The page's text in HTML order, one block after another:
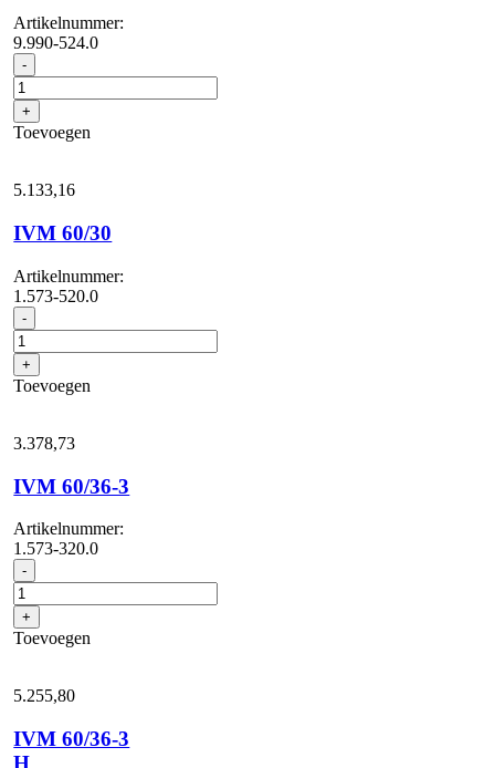
Artikelnummer:
9.990-524.0
- IVM
60/24-
2
H
ACD
+
Toevoegen
5.133,16
IVM 60/30
Artikelnummer:
1.573-520.0
- IVM
60/30
aantal
+
Toevoegen
3.378,73
IVM 60/36-3
Artikelnummer:
1.573-320.0
- IVM
60/36-
3
aantal
+
Toevoegen
5.255,80
IVM 60/36-3
H